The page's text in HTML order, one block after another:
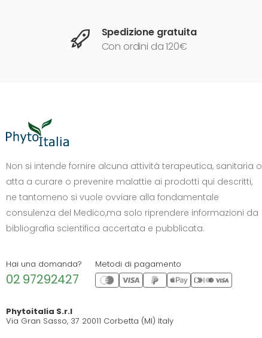
Spedizione gratuita
Con ordini da 120€
Non si intende fornire alcuna attività terapeutica, sanitaria o
atta a curare o prevenire malattie ai prodotti qui descritti,
ne tantomeno si vuole ovviare alla fondamentale
consulenza del Medico,ma solo riprendere informazioni da
bibliografia scientifica accertata e pubblicata.
Hai una domanda?
02 97292427
Metodi di pagamento
Phytoitalia S.r.l
Via Gran Sasso, 37 20011 Corbetta (MI) Italy
DIMENSIONE TESTO
A- +0% A+
CONTRASTO
Standard Alto Scuro Chiaro
OPZIONI
Cursore grande Spaziatura testo
Stop animazioni
Normali Scala grigi